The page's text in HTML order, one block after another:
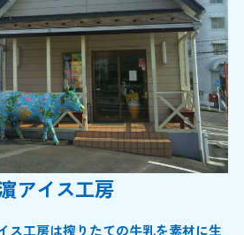
アイス工房
ス工房は搾りたての牛乳を素材に生